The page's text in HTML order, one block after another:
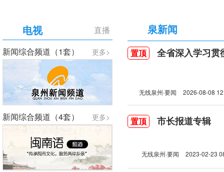
直播
电视
更多>
新闻综合频道（1套）
更多>
新闻综合频道（4套）
泉新闻
置顶 全省深入学习贯彻习
无线泉州·要闻 2026-08-08
置顶 市长报道专辑
无线泉州·要闻 2023-02-23